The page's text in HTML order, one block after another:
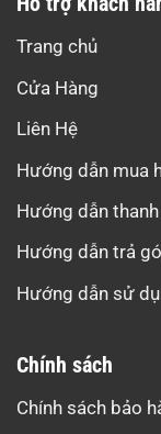
Trang chủ
Cửa Hàng
Liên Hệ
Hướng dẫn mua
Hướng dẫn
Hướng dẫn trả
Hướng dẫn sử
Chính sách
Chính sách bảo